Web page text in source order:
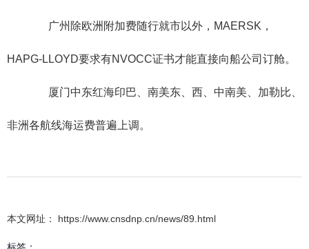
广州除欧洲附加费随行就市以外，MAERSK，
HAPG-LLOYD要求有NVOCC证书才能直接向船公司订舱。
厦门中东红海印巴、南美东、西、中南美、加勒比、
非洲各航线海运费普遍上调。
本文网址： https://www.cnsdnp.cn/news/89.html